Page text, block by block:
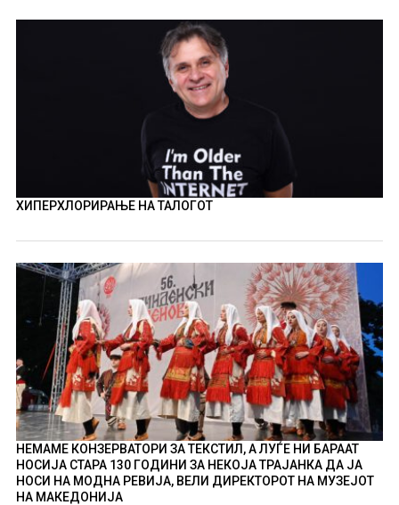
ХИПЕРХЛОРИРАЊЕ НА ТАЛОГОТ
НЕМАМЕ КОНЗЕРВАТОРИ ЗА ТЕКСТИЛ, А ЛУЃЕ НИ БАРААТ
НОСИЈА СТАРА 130 ГОДИНИ ЗА НЕКОЈА ТРАЈАНКА ДА ЈА
НОСИ НА МОДНА РЕВИЈА, ВЕЛИ ДИРЕКТОРОТ НА МУЗЕЈОТ
НА МАКЕДОНИЈА